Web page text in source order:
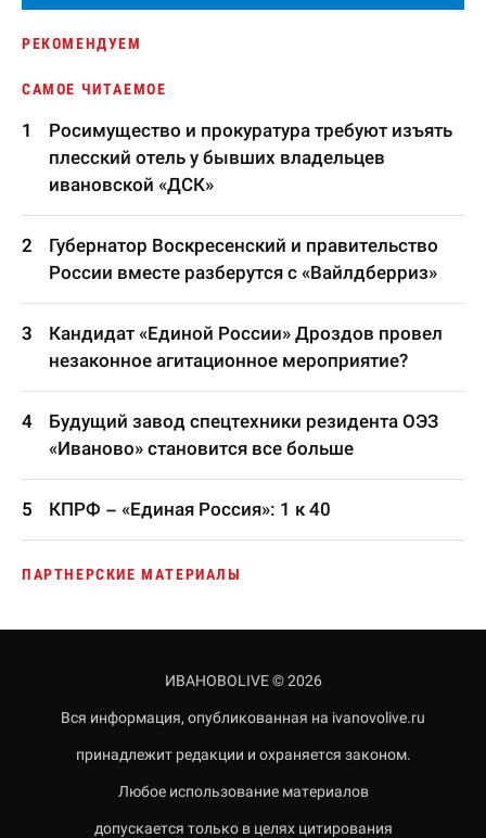
РЕКОМЕНДУЕМ
САМОЕ ЧИТАЕМОЕ
Росимущество и прокуратура требуют изъять
плесский отель у бывших владельцев
ивановской «ДСК»
Губернатор Воскресенский и правительство
России вместе разберутся с «Вайлдберриз»
Кандидат «Единой России» Дроздов провел
незаконное агитационное мероприятие?
Будущий завод спецтехники резидента ОЭЗ
«Иваново» становится все больше
КПРФ – «Единая Россия»: 1 к 40
ПАРТНЕРСКИЕ МАТЕРИАЛЫ
ИВАНОВОLIVE © 2026
Вся информация, опубликованная на ivanovolive.ru
принадлежит редакции и охраняется законом.
Любое использование материалов
допускается только в целях цитирования